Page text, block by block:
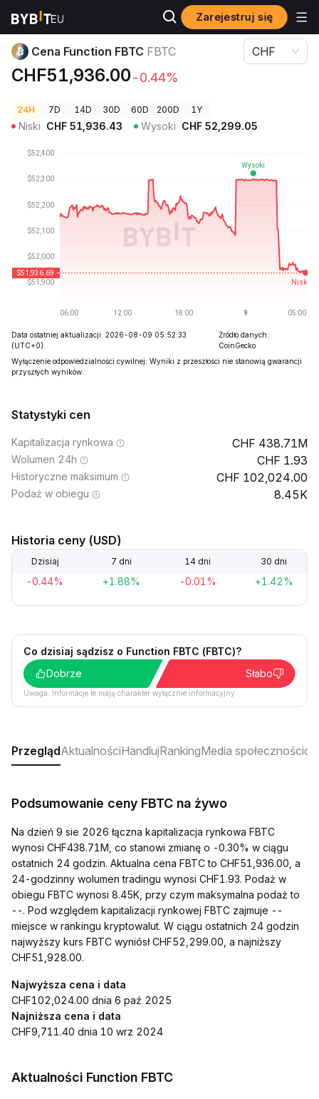
Zarejestruj się
Ceny kryptowalut Cena Function FBTC FBTC
Cena Function FBTC FBTC
CHF51,936.00-0.44%
CHF
24H 7D 14D 30D 60D 200D 1Y
Niski CHF 51,936.43 Wysoki CHF 52,299.05
Data ostatniej aktualizacji: 2026-08-09 05:52:33
(UTC+0)
Źródło danych:
CoinGecko
Wyłączenie odpowiedzialności cywilnej: Wyniki z przeszłości nie stanowią gwarancji
przyszłych wyników.
Statystyki cen
Kapitalizacja rynkowa 438.71M
Wolumen 24h 1.93
Historyczne maksimum 102,024.00
Podaż w obiegu 8.45K
Historia ceny (USD)
Dzisiaj 7 dni 14 dni 30 dni
-0.44% +1.88% -0.01% +1.42%
Co dzisiaj sądzisz o Function FBTC (FBTC)?
Dobrze
Słabo
Uwaga: Informacje te mają charakter wyłącznie informacyjny.
PrzeglądAktualnościHandlujRankingMedia
Podsumowanie ceny FBTC na żywo
Na dzień 9 sie 2026 łączna kapitalizacja rynkowa FBTC
wynosi CHF438.71M, co stanowi zmianę o -0.30% w ciągu
ostatnich 24 godzin. Aktualna cena FBTC to CHF51,936.00, a
24-godzinny wolumen tradingu wynosi CHF1.93. Podaż w
obiegu FBTC wynosi 8.45K, przy czym maksymalna podaż to
--. Pod względem kapitalizacji rynkowej FBTC zajmuje --
miejsce w rankingu kryptowalut. W ciągu ostatnich 24 godzin
najwyższy kurs FBTC wyniósł CHF52,299.00, a najniższy
CHF51,928.00.
Najwyższa cena i data
CHF102,024.00 dnia 6 paź 2025
Najniższa cena i data
CHF9,711.40 dnia 10 wrz 2024
Aktualności Function FBTC